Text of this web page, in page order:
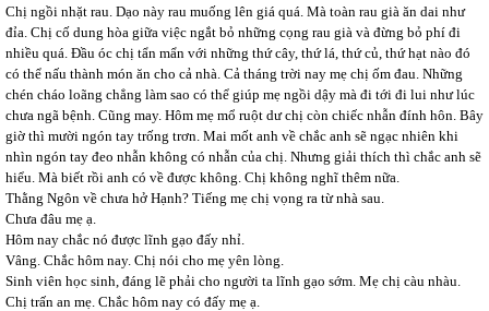
Chị ngồi nhặt rau. Dạo này rau muống lên giá quá. Mà toàn rau già ăn dai như
đỉa. Chị cố dung hòa giữa việc ngắt bỏ những cọng rau già và đừng bỏ phí đi
nhiều quá. Đầu óc chị tẩn mẩn với những thứ cây, thứ lá, thứ củ, thứ hạt nào đó
có thể nấu thành món ăn cho cả nhà. Cả tháng trời nay mẹ chị ốm đau. Những
chén cháo loãng chẳng làm sao có thể giúp mẹ ngồi dậy mà đi tới đi lui như lúc
chưa ngã bệnh. Cũng may. Hôm mẹ mổ ruột dư chị còn chiếc nhẫn đính hôn. Bây
giờ thì mười ngón tay trống trơn. Mai mốt anh về chắc anh sẽ ngạc nhiên khi
nhìn ngón tay đeo nhẫn không có nhẫn của chị. Nhưng giải thích thì chắc anh sẽ
hiểu. Mà biết rồi anh có về được không. Chị không nghĩ thêm nữa.
Thằng Ngôn về chưa hở Hạnh? Tiếng mẹ chị vọng ra từ nhà sau.
Chưa đâu mẹ ạ.
Hôm nay chắc nó được lĩnh gạo đấy nhỉ.
Vâng. Chắc hôm nay. Chị nói cho mẹ yên lòng.
Sinh viên học sinh, đáng lẽ phải cho người ta lĩnh gạo sớm. Mẹ chị càu nhàu.
Chị trấn an mẹ. Chắc hôm nay có đấy mẹ ạ.